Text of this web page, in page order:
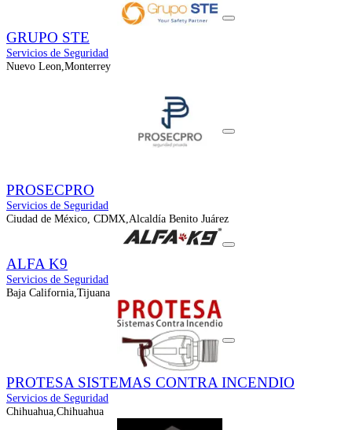
GRUPO STE
Servicios de Seguridad
Nuevo Leon,Monterrey
PROSECPRO
Servicios de Seguridad
Ciudad de México, CDMX,Alcaldía Benito Juárez
ALFA K9
Servicios de Seguridad
Baja California,Tijuana
PROTESA SISTEMAS CONTRA INCENDIO
Servicios de Seguridad
Chihuahua,Chihuahua